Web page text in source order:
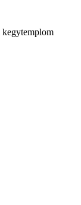
kegytemplom